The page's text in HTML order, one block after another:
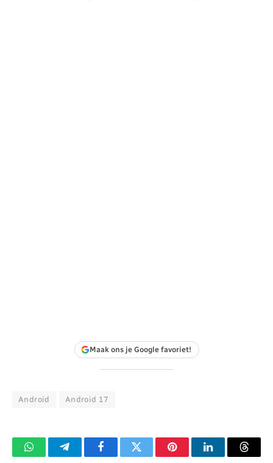
Maak ons je Google favoriet!
Android Android 17
WhatsAppTelegramFacebookTwitter PinterestLinkedIn